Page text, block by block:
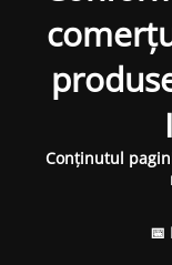
Conținutul
📅